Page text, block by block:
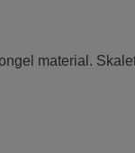
material.